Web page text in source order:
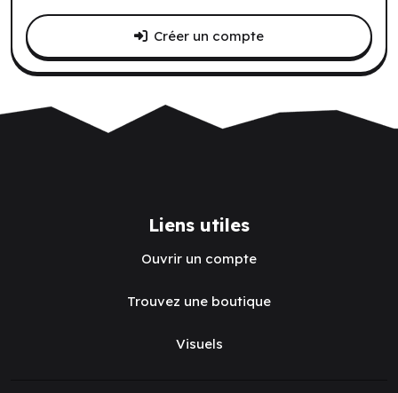
Créer un compte
Liens utiles
Ouvrir un compte
Trouvez une boutique
Visuels